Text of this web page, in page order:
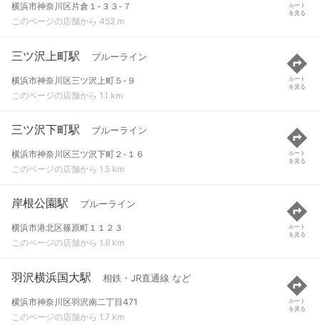
横浜市神奈川区片倉１-３３-７
このページの店舗から 452 m
ルート
を見る
三ツ沢上町駅 ブルーライン
横浜市神奈川区三ツ沢上町５-９
このページの店舗から 1.1 km
ルート
を見る
三ツ沢下町駅 ブルーライン
横浜市神奈川区三ツ沢下町２-１６
このページの店舗から 1.5 km
ルート
を見る
岸根公園駅 ブルーライン
横浜市港北区篠原町１１２３
このページの店舗から 1.6 km
ルート
を見る
羽沢横浜国大駅 相鉄・JR直通線 など
横浜市神奈川区羽沢南二丁目471
このページの店舗から 1.7 km
ルート
を見る